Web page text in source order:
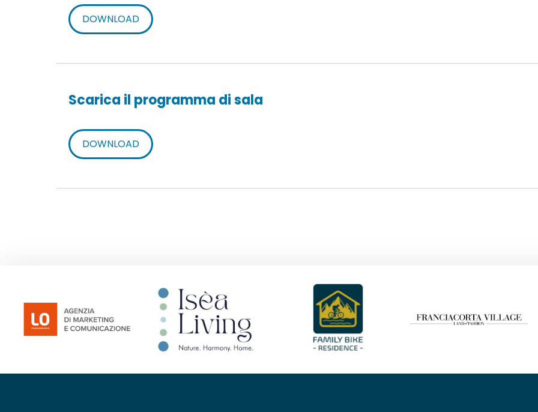
DOWNLOAD
Scarica il programma di sala
DOWNLOAD